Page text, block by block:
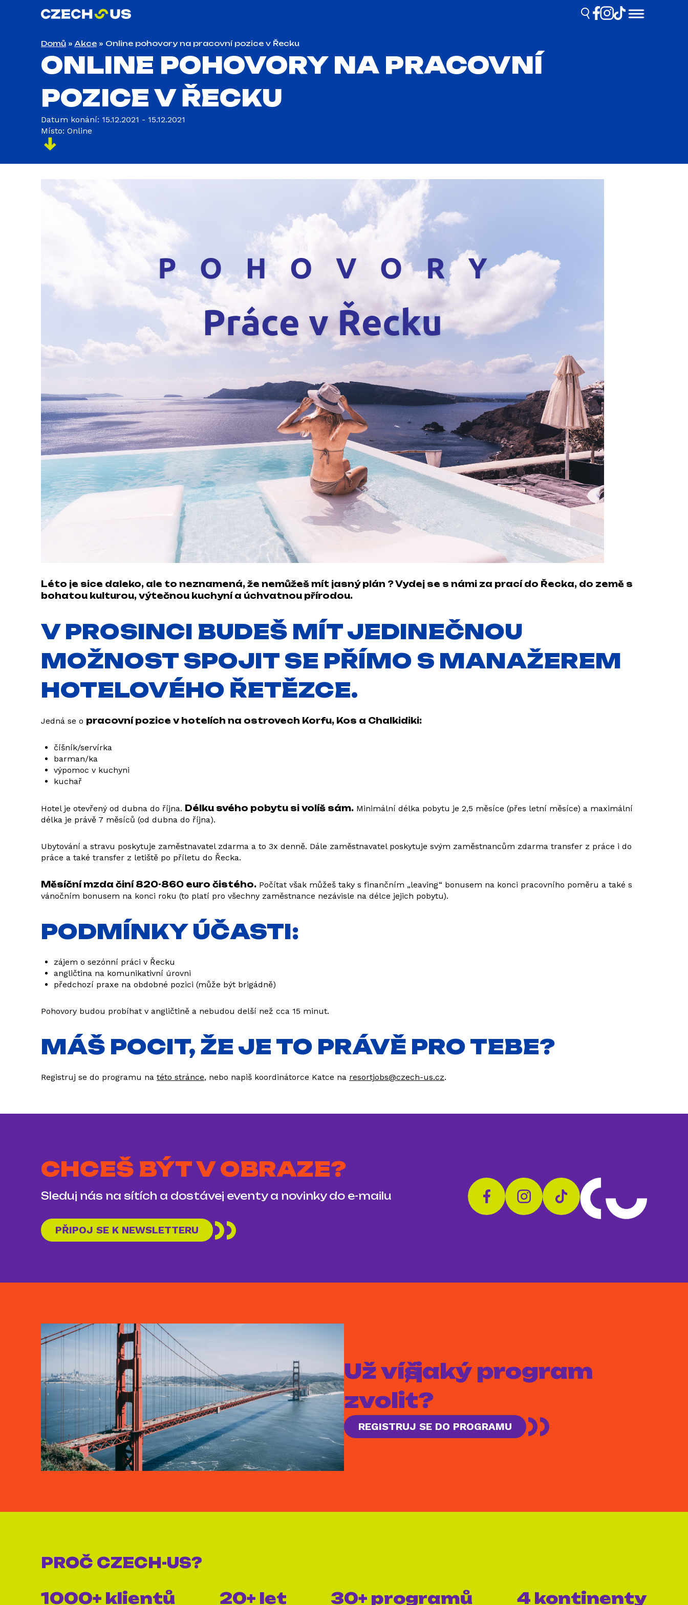
Domů » Akce » Online pohovory na pracovní pozice v Řecku
ONLINE POHOVORY NA PRACOVNÍ
POZICE V ŘECKU
Datum konání: 15.12.2021 - 15.12.2021
Místo: Online
Léto je sice daleko, ale to neznamená, že nemůžeš mít jasný plán ? Vydej se s námi za prací do Řecka, do země s
bohatou kulturou, výtečnou kuchyní a úchvatnou přírodou.
V PROSINCI BUDEŠ MÍT JEDINEČNOU
MOŽNOST SPOJIT SE PŘÍMO S MANAŽEREM
HOTELOVÉHO ŘETĚZCE.
Jedná se o pracovní pozice v hotelích na ostrovech Korfu, Kos a Chalkidiki:
číšník/servírka
barman/ka
výpomoc v kuchyni
kuchař
Hotel je otevřený od dubna do října. Délku svého pobytu si volíš sám. Minimální délka pobytu je 2,5 měsíce (přes letní měsíce) a maximální
délka je právě 7 měsíců (od dubna do října).
Ubytování a stravu poskytuje zaměstnavatel zdarma a to 3x denně. Dále zaměstnavatel poskytuje svým zaměstnancům zdarma transfer z práce i do
práce a také transfer z letiště po příletu do Řecka.
Měsíční mzda činí 820-860 euro čistého. Počítat však můžeš taky s finančním „leaving“ bonusem na konci pracovního poměru a také s
vánočním bonusem na konci roku (to platí pro všechny zaměstnance nezávisle na délce jejich pobytu).
PODMÍNKY ÚČASTI:
zájem o sezónní práci v Řecku
angličtina na komunikativní úrovni
předchozí praxe na obdobné pozici (může být brigádně)
Pohovory budou probíhat v angličtině a nebudou delší než cca 15 minut.
MÁŠ POCIT, ŽE JE TO PRÁVĚ PRO TEBE?
Registruj se do programu na této stránce, nebo napiš koordinátorce Katce na resortjobs@czech-us.cz.
CHCEŠ BÝT V OBRAZE?
Sleduj nás na sítích a dostávej eventy a novinky do e-mailu
PŘIPOJ SE K NEWSLETTERU
Už víš, jaký program
zvolit?
REGISTRUJ SE DO PROGRAMU
PROČ CZECH-US?
1000+ klientů 20+ let 30+ programů 4 kontinenty